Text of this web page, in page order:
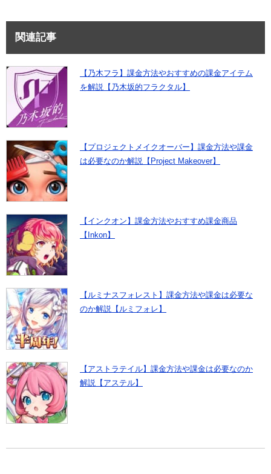
関連記事
【乃木フラ】課金方法やおすすめの課金アイテム
を解説【乃木坂的フラクタル】
【プロジェクトメイクオーバー】課金方法や課金
は必要なのか解説【Project Makeover】
【インクオン】課金方法やおすすめ課金商品
【Inkon】
【ルミナスフォレスト】課金方法や課金は必要な
のか解説【ルミフォレ】
【アストラテイル】課金方法や課金は必要なのか
解説【アステル】